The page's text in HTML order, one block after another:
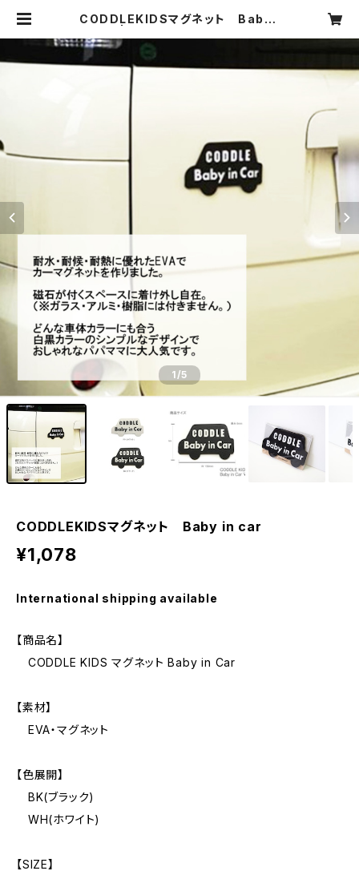
CODDLEKIDSマグネット Baby i
1/5
CODDLEKIDSマグネット Baby in car
¥1,078
International shipping available
【商品名】
CODDLE KIDS マグネット Baby in Car
【素材】
EVA・マグネット
【色展開】
BK(ブラック)
WH(ホワイト)
【SIZE】